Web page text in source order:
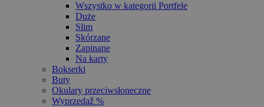
Wszystko w kategorii Portfele
Duże
Slim
Skórzane
Zapinane
Na karty
Bokserki
Buty
Okulary przeciwsłoneczne
Wyprzedaž %